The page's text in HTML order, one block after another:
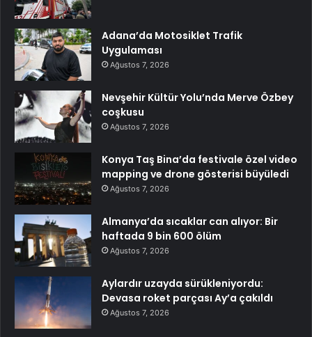
Adana’da Motosiklet Trafik
Uygulaması
Ağustos 7, 2026
Nevşehir Kültür Yolu’nda Merve Özbey
coşkusu
Ağustos 7, 2026
Konya Taş Bina’da festivale özel video
mapping ve drone gösterisi büyüledi
Ağustos 7, 2026
Almanya’da sıcaklar can alıyor: Bir
haftada 9 bin 600 ölüm
Ağustos 7, 2026
Aylardır uzayda sürükleniyordu:
Devasa roket parçası Ay’a çakıldı
Ağustos 7, 2026